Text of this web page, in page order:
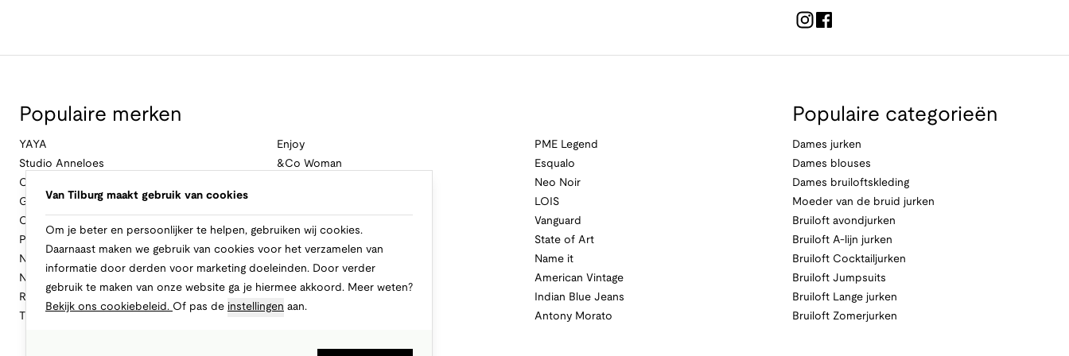
Populaire merken
YAYA
Studio Anneloes
Cambio
Geisha
Cast Iron
Profuomo
No Excess
New Balance
Rinascimento
Tramontana
Enjoy
&Co Woman
PME Legend
Esqualo
Neo Noir
LOIS
Vanguard
State of Art
Name it
American Vintage
Indian Blue Jeans
Antony Morato
Populaire categorieën
Dames jurken
Dames blouses
Dames bruiloftskleding
Moeder van de bruid jurken
Bruiloft avondjurken
Bruiloft A-lijn jurken
Bruiloft Cocktailjurken
Bruiloft Jumpsuits
Bruiloft Lange jurken
Bruiloft Zomerjurken
Van Tilburg maakt gebruik van cookies
Om je beter en persoonlijker te helpen, gebruiken wij cookies.
Daarnaast maken we gebruik van cookies voor het verzamelen van
informatie door derden voor marketing doeleinden. Door verder
gebruik te maken van onze website ga je hiermee akkoord. Meer weten?
Bekijk ons cookiebeleid. Of pas de instellingen aan.